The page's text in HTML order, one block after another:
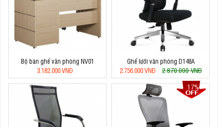
Bộ bàn ghế văn phòng NV01
3.182.000 VNĐ
Ghế lưới văn phòng D148A
2.756.000 VNĐ
2.870.000 VNĐ
17%